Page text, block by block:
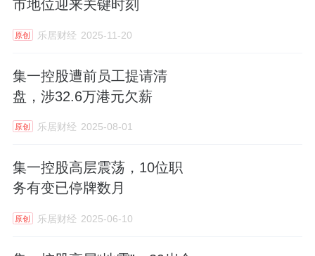
市地位迎来关键时刻
原创 乐居财经 2025-11-20
集一控股遭前员工提请清
盘，涉32.6万港元欠薪
原创 乐居财经 2025-08-01
集一控股高层震荡，10位职
务有变已停牌数月
原创 乐居财经 2025-06-10